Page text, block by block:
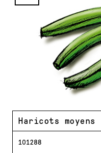
Haricots moyens
101288